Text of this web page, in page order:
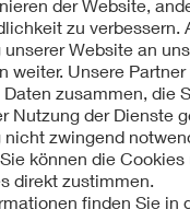
das weltweit
(DHZ) zur Klinik.
von Klinik und
in Gießen
ihre
erfolgreich